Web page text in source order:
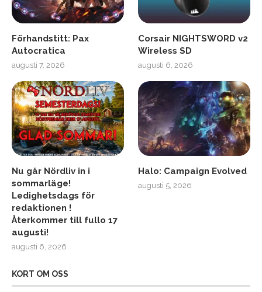
Förhandstitt: Pax
Autocratica
augusti 7, 2026
Corsair NIGHTSWORD v2
Wireless SD
augusti 6, 2026
Nu går Nördliv in i
sommarläge!
Ledighetsdags för
redaktionen !
Återkommer till fullo 17
augusti!
augusti 6, 2026
Halo: Campaign Evolved
augusti 5, 2026
KORT OM OSS